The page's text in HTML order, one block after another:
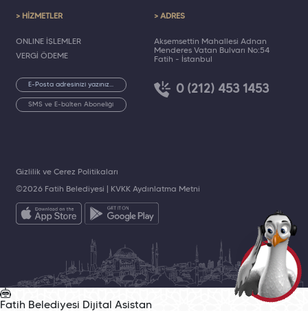
> HİZMETLER
ONLINE İŞLEMLER
VERGİ ÖDEME
SMS ve E-bülten Aboneliği
> ADRES
Akşemsettin Mahallesi Adnan
Menderes Vatan Bulvarı No:54
Fatih - İstanbul
0 (212) 453 1453
©2026 Fatih Belediyesi | KVKK Aydınlatma Metni
Gizlilik ve Çerez Politikaları
Fatih Belediyesi Dijital Asistan